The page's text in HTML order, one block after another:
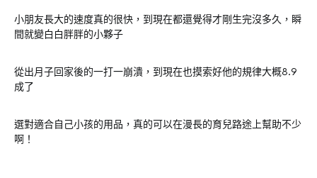
小朋友長大的速度真的很快，到現在都還覺得才剛生完沒多久，瞬
間就變白白胖胖的小夥子
從出月子回家後的一打一崩潰，到現在也摸索好他的規律大概8.9
成了
選對適合自己小孩的用品，真的可以在漫長的育兒路途上幫助不少
啊！